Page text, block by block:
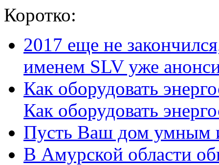
Коротко:
2017 еще не
именем SLV уже
Как оборудовать
Как оборудовать
Пусть Ваш дом умным
В Амурской области